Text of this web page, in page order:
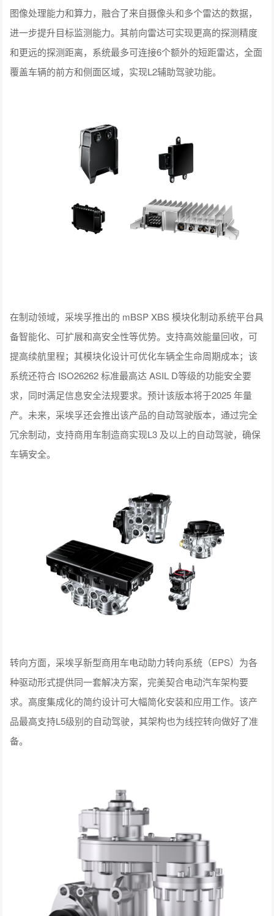
图像处理能力和算力，融合了来自摄像头和多个雷达的数据，
进一步提升目标监测能力。其前向雷达可实现更高的探测精度
和更远的探测距离，系统最多可连接6个额外的短距雷达，全面
覆盖车辆的前方和侧面区域，实现L2辅助驾驶功能。
在制动领域，采埃孚推出的 mBSP XBS 模块化制动系统平台具
备智能化、可扩展和高安全性等优势。支持高效能量回收，可
提高续航里程；其模块化设计可优化车辆全生命周期成本；该
系统还符合 ISO26262 标准最高达 ASIL D等级的功能安全要
求，同时满足信息安全法规要求。预计该版本将于2025 年量
产。未来，采埃孚还会推出该产品的自动驾驶版本，通过完全
冗余制动，支持商用车制造商实现L3 及以上的自动驾驶，确保
车辆安全。
转向方面，采埃孚新型商用车电动助力转向系统（EPS）为各
种驱动形式提供同一套解决方案，完美契合电动汽车架构要
求。高度集成化的简约设计可大幅简化安装和应用工作。该产
品最高支持L5级别的自动驾驶，其架构也为线控转向做好了准
备。